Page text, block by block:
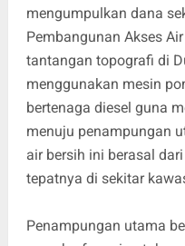
mengumpulkan dana
Pembangunan Akses
tantangan topografi di
menggunakan mesin
bertenaga diesel guna
menuju penampungan
air bersih ini berasal
tepatnya di sekitar
Penampungan utama